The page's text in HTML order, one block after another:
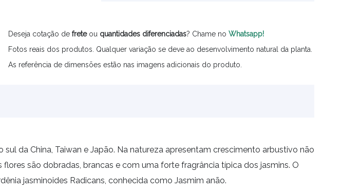
Deseja cotação de freteou quantidades diferenciadas? Chame no Whatsapp!
Fotos reais dos produtos. Qualquer variação se deve ao desenvolvimento natural da planta.
As referência de dimensões estão nas imagens adicionais do produto.
da China, Taiwan e Japão. Na natureza apresentam crescimento arbustivo não
são dobradas, brancas e com uma forte fragrância típica dos jasmins. O
jasminoides Radicans, conhecida como Jasmim anão.